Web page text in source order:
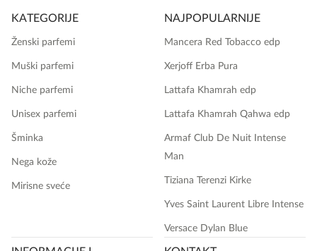
KATEGORIJE
Ženski parfemi
Muški parfemi
Niche parfemi
Unisex parfemi
Šminka
Nega kože
Mirisne sveće
NAJPOPULARNIJE
Mancera Red Tobacco edp
Xerjoff Erba Pura
Lattafa Khamrah edp
Lattafa Khamrah Qahwa edp
Armaf Club De Nuit Intense
Man
Tiziana Terenzi Kirke
Yves Saint Laurent Libre Intense
Versace Dylan Blue